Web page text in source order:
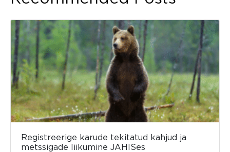
Registreerige karude tekitatud kahjud ja
metssigade liikumine JAHISes